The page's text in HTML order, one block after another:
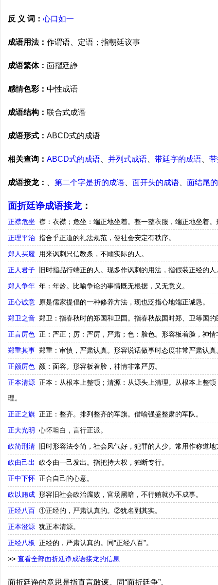
反 义 词： 心口如一
成语用法： 作谓语、定语；指朝廷议事
成语繁体： 靣摺廷諍
感情色彩： 中性成语
成语结构： 联合式成语
成语形式： ABCD式的成语
相关查询： ABCD式的成语 并列式成语 带廷字的成语
成语接龙： 第二个字是折的成语 面开头的成语 面结尾
面折廷诤成语接龙：
正襟危坐 襟：衣襟；危坐：端正地坐着。整一整衣服，端正地坐着
正理平治 指合乎正道的礼法规范，使社会安定有秩序。
郑人买履 用来讽刺只信教条，不顾实际的人。
正人君子 旧时指品行端正的人。现多作讽刺的用法，指假装正经的人
郑人争年 年：年龄。比喻争论的事情既无根据，又无意义。
正心诚意 原是儒家提倡的一种修养方法，现也泛指心地端正诚恳。
郑卫之音 郑卫：指春秋时的郑国和卫国。指春秋战国时郑、卫等国的
正言厉色 正：严正；厉：严厉，严肃；色：脸色。形容板着脸，神情
郑重其事 郑重：审慎，严肃认真。形容说话做事时态度非常严肃认真
正颜厉色 颜：面容。形容板着脸，神情非常严厉。
正本清源 正本：从根本上整顿；清源：从源头上清理。从根本上整
理。
正正之旗 正正：整齐。排列整齐的军旗。借喻强盛整肃的军队。
正大光明 心怀坦白，言行正派。
政简刑清 旧时形容法令简，社会风气好，犯罪的人少。常用作称道
政由己出 政令由一己发出。指把持大权，独断专行。
正中下怀 正合自己的心意。
政以贿成 形容旧社会政治腐败，官场黑暗，不行贿就办不成事。
正经八百 ①正经的，严肃认真的。②犹名副其实。
正本澄源 犹正本清源。
正经八板 正经的，严肃认真的。同“正经八百”。
>> 查看全部面折廷诤成语接龙的信息
面折廷诤的意思是指直言敢谏。同“面折廷争”。